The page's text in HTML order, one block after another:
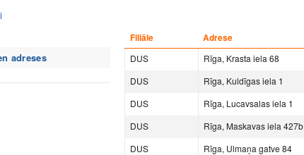
adreses
Filiāle Adrese
DUS
Rīga, Krasta iela 68
DUS
Rīga, Kuldīgas iela 1
DUS
Rīga, Lucavsalas iela 1
DUS
Rīga, Maskavas iela 427b
DUS
Rīga, Ulmaņa gatve 84